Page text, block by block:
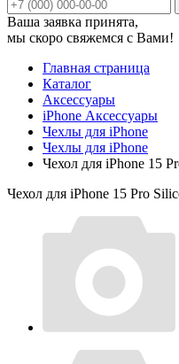
Ваша заявка принята,
мы скоро свяжемся с Вами!
Главная страница
Каталог
Аксессуары
iPhone Аксессуары
Чехлы для iPhone
Чехлы для iPhone
Чехол для iPhone 15
Чехол для iPhone 15 Pro